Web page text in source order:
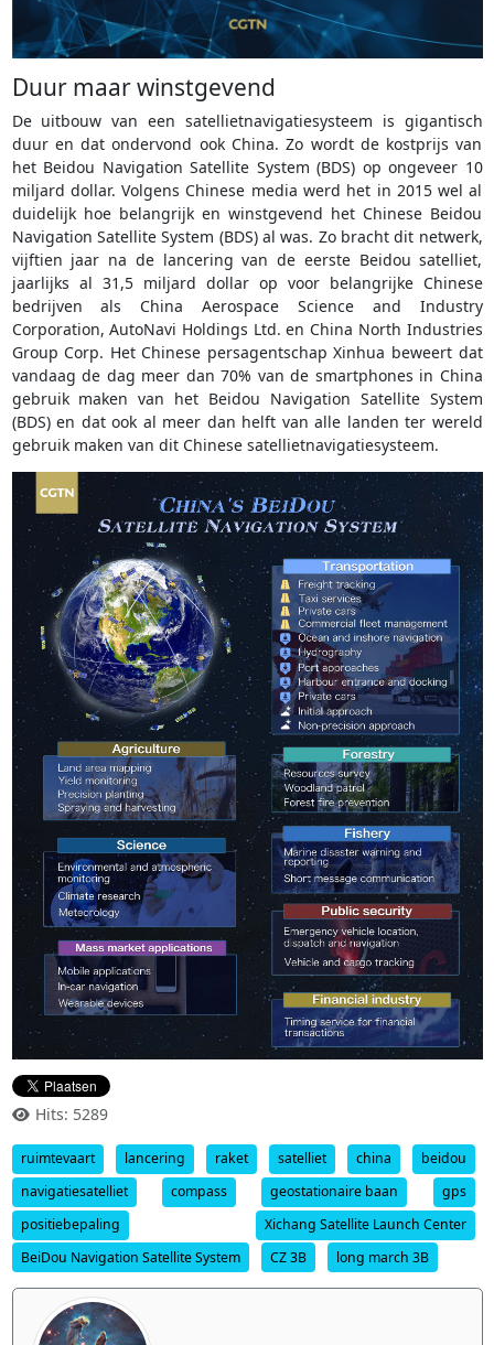
Duur maar winstgevend
De uitbouw van een satellietnavigatiesysteem is gigantisch
duur en dat ondervond ook China. Zo wordt de kostprijs van
het Beidou Navigation Satellite System (BDS) op ongeveer 10
miljard dollar. Volgens Chinese media werd het in 2015 wel al
duidelijk hoe belangrijk en winstgevend het Chinese Beidou
Navigation Satellite System (BDS) al was. Zo bracht dit netwerk,
vijftien jaar na de lancering van de eerste Beidou satelliet,
jaarlijks al 31,5 miljard dollar op voor belangrijke Chinese
bedrijven als China Aerospace Science and Industry
Corporation, AutoNavi Holdings Ltd. en China North Industries
Group Corp. Het Chinese persagentschap Xinhua beweert dat
vandaag de dag meer dan 70% van de smartphones in China
gebruik maken van het Beidou Navigation Satellite System
(BDS) en dat ook al meer dan helft van alle landen ter wereld
gebruik maken van dit Chinese satellietnavigatiesysteem.
Hits: 5289
ruimtevaart lancering raket satelliet china
beidou
navigatiesatelliet
compass geostationaire baan
gps
positiebepaling
Xichang Satellite Launch Center
BeiDou Navigation Satellite System
CZ 3B long march 3B